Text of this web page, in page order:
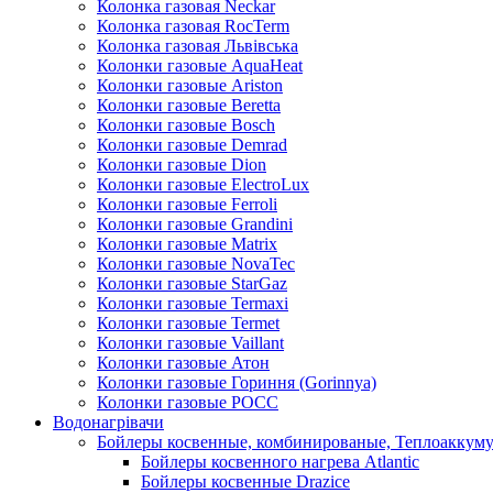
Колонка газовая Neckar
Колонка газовая RocTerm
Колонка газовая Львiвська
Колонки газовые AquaHeat
Колонки газовые Ariston
Колонки газовые Beretta
Колонки газовые Bosch
Колонки газовые Demrad
Колонки газовые Dion
Колонки газовые ElectroLux
Колонки газовые Ferroli
Колонки газовые Grandini
Колонки газовые Matrix
Колонки газовые NovaTec
Колонки газовые StarGaz
Колонки газовые Termaxi
Колонки газовые Termet
Колонки газовые Vaillant
Колонки газовые Атон
Колонки газовые Гориння (Gorinnya)
Колонки газовые РОСС
Водонагрівачи
Бойлеры косвенные, комбинированые,
Бойлеры косвенного нагрева Atlantic
Бойлеры косвенные Drazice